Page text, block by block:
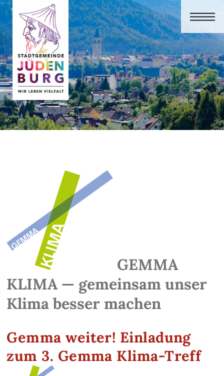
GEMMA
KLIMA — gemeinsam unser
Klima besser machen
Gemma weiter! Einladung
zum 3. Gemma Klima-Treff